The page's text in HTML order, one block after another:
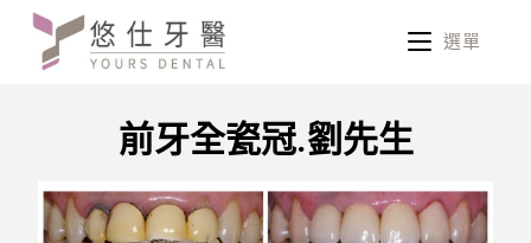
選單
前牙全瓷冠.劉先生